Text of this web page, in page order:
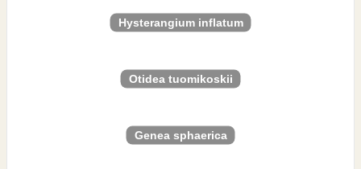
Hysterangium inflatum
Otidea tuomikoskii
Genea sphaerica